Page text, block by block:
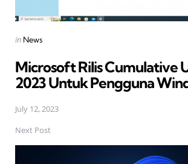
Posted
in News
Microsoft Rilis Cumulative
2023 Untuk Pengguna
July 12, 2023
Next Post